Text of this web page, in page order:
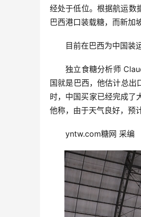
经处于低位。根据航运数
巴西港口装载糖，而新加
目前在巴西为中国装
独立食糖分析师
国就是巴西，他估计总
时，中国买家已经完成了
他称，由于天气良好，预
yntw.com糖网 采编